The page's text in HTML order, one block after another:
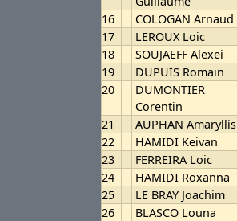
16 COLOGAN Arnaud
17
LEROUX Loic
18
SOUJAEFF Alexei
19
DUPUIS Romain
20
DUMONTIER
Corentin
21 AUPHAN Amaryllis
22
HAMIDI Keivan
23
FERREIRA Loic
24
HAMIDI Roxanna
25
LE BRAY Joachim
26
BLASCO Louna